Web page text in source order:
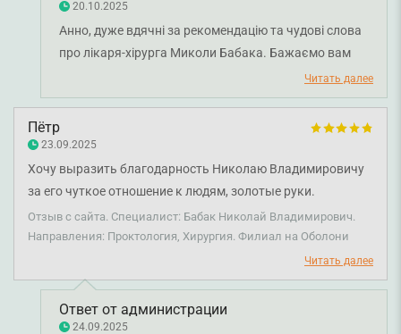
благодарных пациентов.
20.10.2025
Анно, дуже вдячні за рекомендацію та чудові слова
про лікаря-хірурга Миколи Бабака. Бажаємо вам
Читать далее
Пётр
23.09.2025
Хочу выразить благодарность Николаю Владимировичу
за его чуткое отношение к людям, золотые руки.
Квалифицированный специалист. Операцию сделал
быстро и безболезненно. Всё хорошо. Желаю ему
рекомендовать родственникам, друзьям. Большое
спасибо!
Отзыв с сайта. Специалист: Бабак Николай Владимирович.
Направления: Проктология, Хирургия. Филиал на Оболони
Читать далее
Ответ от администрации
24.09.2025